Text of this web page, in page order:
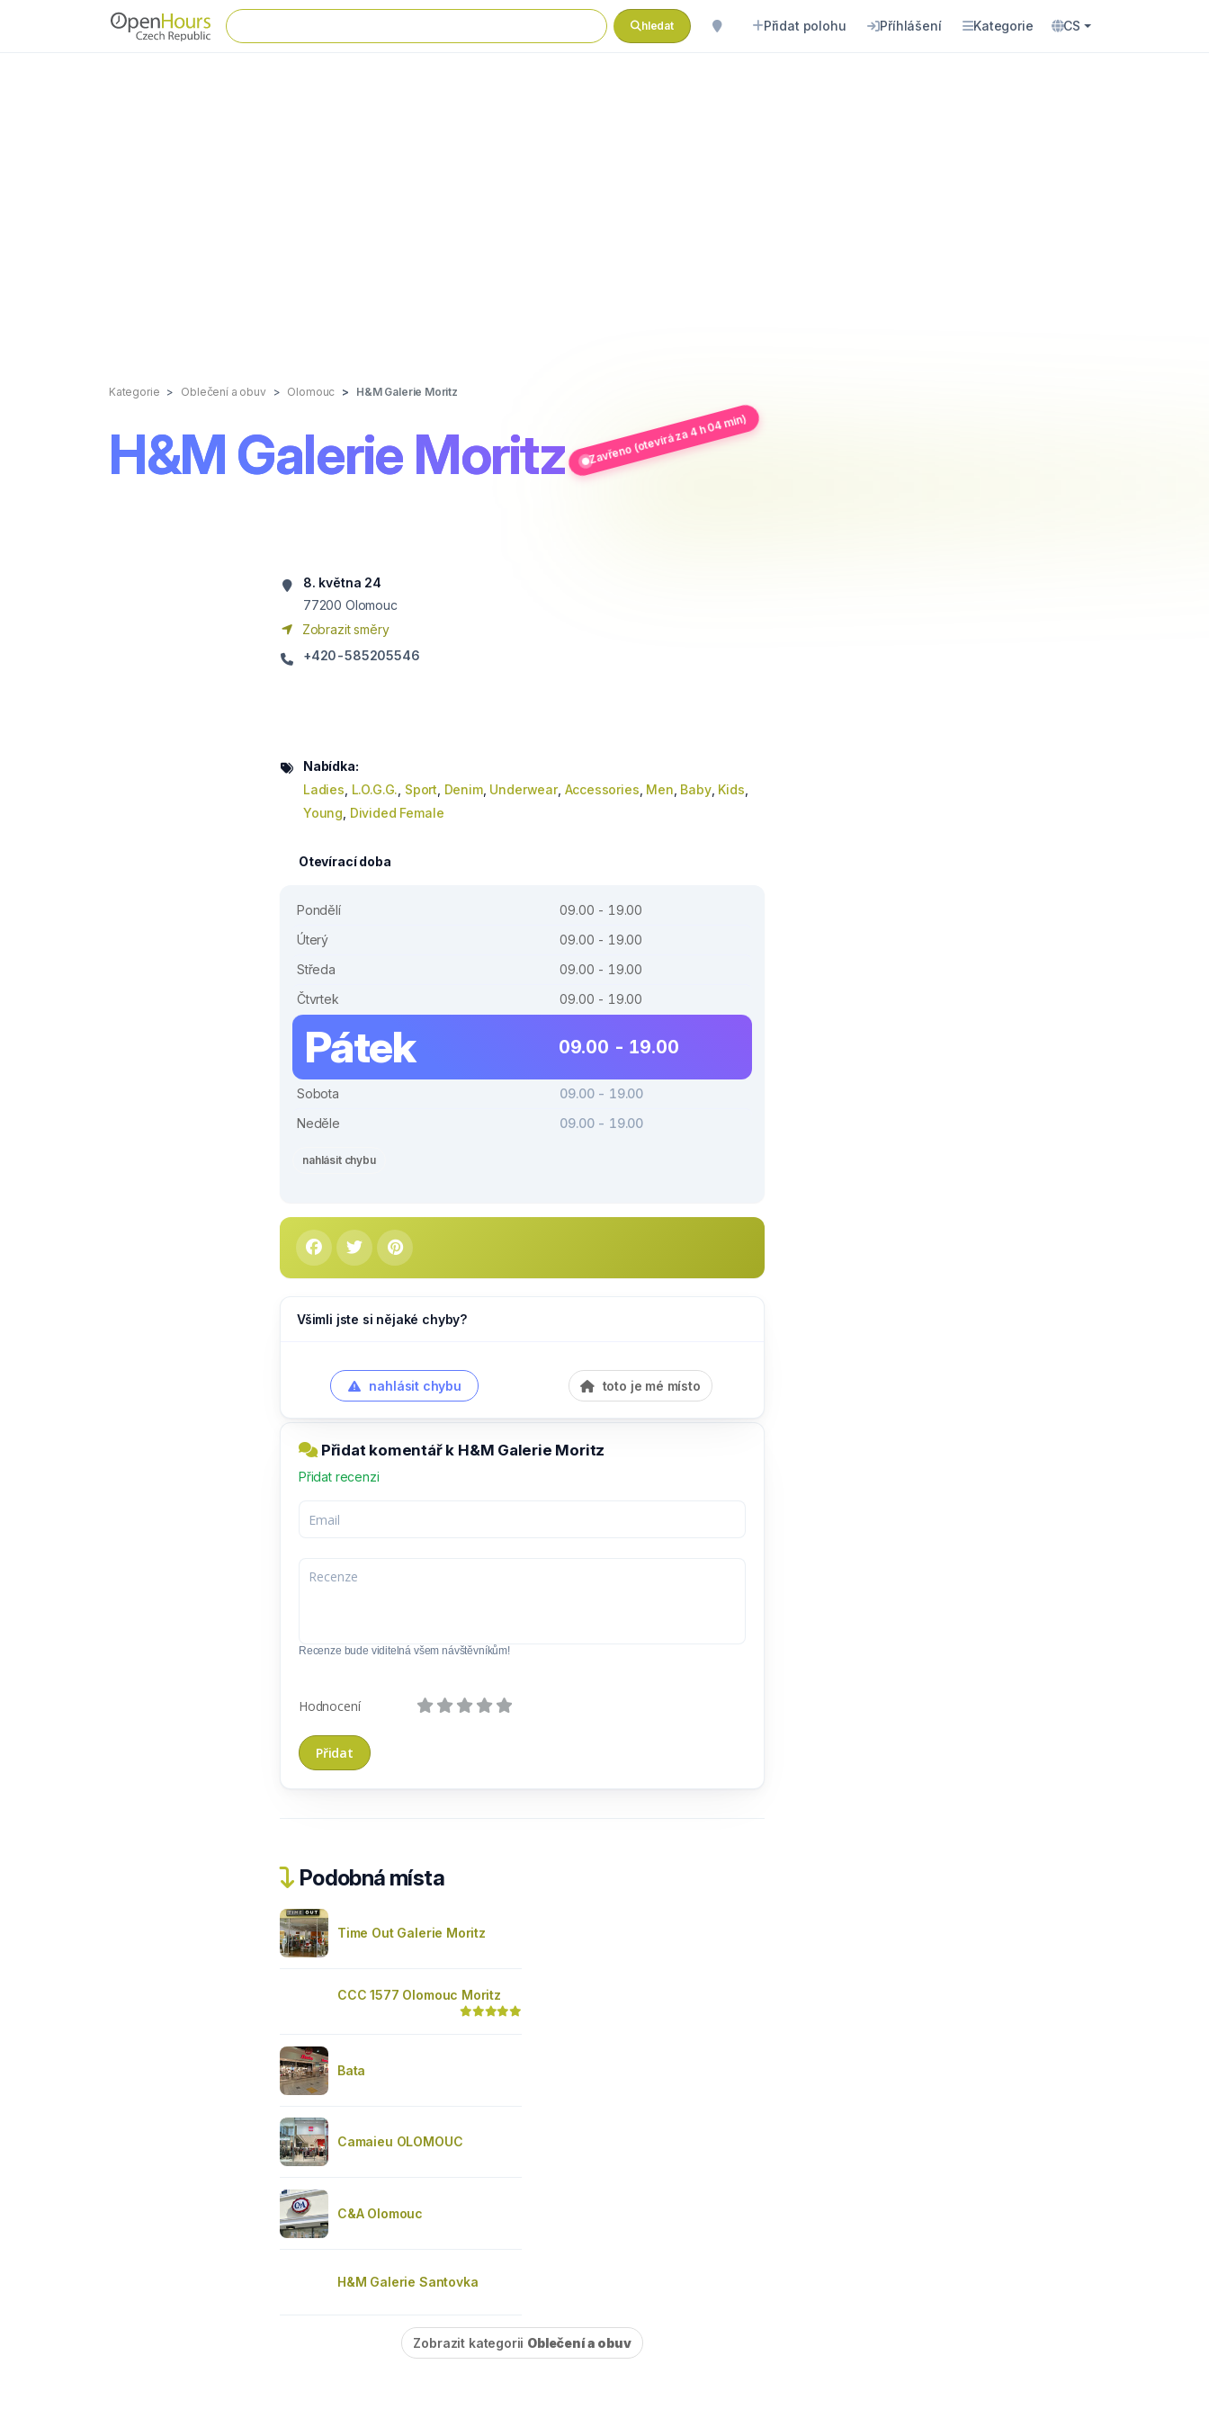
hledat Přidat polohu Příhlášení Kategorie CS
Kategorie Oblečení a obuv Olomouc H&M Galerie Moritz
H&M Galerie Moritz Zavřeno (otevírá za 4 h 04 min)
8. května 24
77200 Olomouc
Zobrazit směry
+420-585205546
Nabídka:
Ladies L.O.G.G. Sport Denim, Underwear, Accessories Men Baby, Kids
Young Divided Female
Otevírací doba
Pondělí
09.00 - 19.00
Úterý
09.00 - 19.00
Středa
09.00 - 19.00
Čtvrtek
09.00 - 19.00
Pátek 09.00 - 19.00
Sobota
09.00 - 19.00
Neděle
09.00 - 19.00
nahlásit chybu
Všimli jste si nějaké chyby?
nahlásit chybu toto je mé místo
Přidat komentář k H&M Galerie Moritz
Přidat recenzi
Recenze bude viditelná všem návštěvníkům!
Hodnocení
Podobná místa
Time Out Galerie Moritz
CCC 1577 Olomouc Moritz
Bata
Camaieu OLOMOUC
C&A Olomouc
H&M Galerie Santovka
Zobrazit kategorii Oblečení a obuv